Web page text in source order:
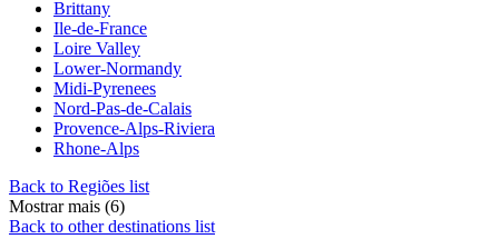
Brittany
Ile-de-France
Loire Valley
Lower-Normandy
Midi-Pyrenees
Nord-Pas-de-Calais
Provence-Alps-Riviera
Rhone-Alps
Back to Regiões list
Mostrar mais (6)
Back to other destinations list